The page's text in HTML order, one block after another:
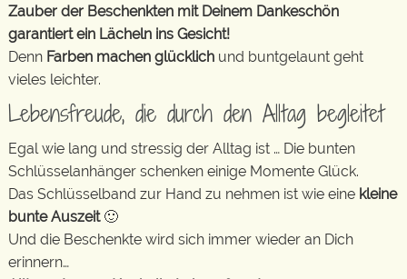
Zauber der Beschenkten mit Deinem Dankeschön
garantiert ein Lächeln ins Gesicht!
Denn Farben machen glücklich und buntgelaunt geht
vieles leichter.
Lebensfreude, die durch den Alltag begleitet
Egal wie lang und stressig der Alltag ist … Die bunten
Schlüsselanhänger schenken einige Momente Glück.
Das Schlüsselband zur Hand zu nehmen ist wie eine kleine
bunte Auszeit🙂
Und die Beschenkte wird sich immer wieder an Dich
erinnern…